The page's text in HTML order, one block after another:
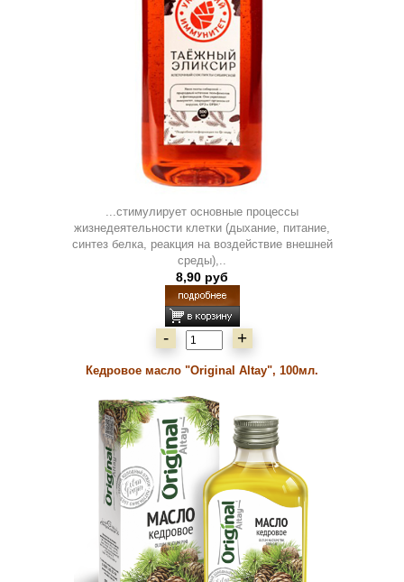
...стимулирует основные процессы
жизнедеятельности клетки (дыхание, питание,
синтез белка, реакция на воздействие внешней
среды),..
8,90 руб
- +
Кедровое масло "Original Altay", 100мл.